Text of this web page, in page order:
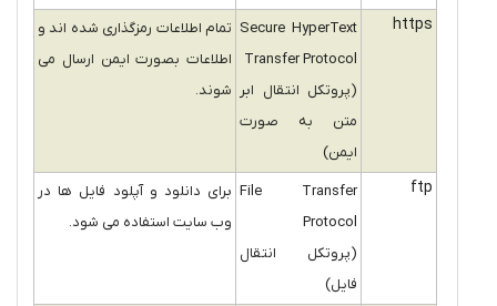
https
Secure HyperText
Transfer Protocol
(پروتکل انتقال ابر
متن به صورت
ایمن)
تمام اطلاعات رمزگذاری شده اند و
اطلاعات بصورت ایمن ارسال می
شوند.
ftp
File Transfer
Protocol
(پروتکل انتقال
فایل)
برای دانلود و آپلود فایل ها در
وب سایت استفاده می شود.